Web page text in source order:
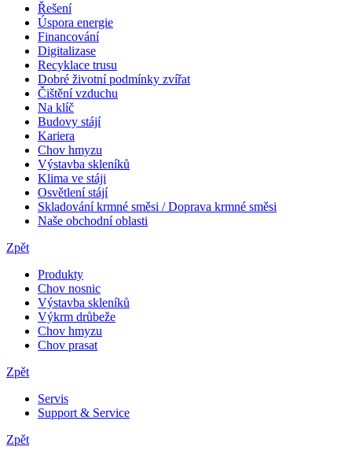
Řešení
Úspora energie
Financování
Digitalizase
Recyklace trusu
Dobré životní podmínky zvířat
Čištění vzduchu
Na klíč
Budovy stájí
Kariera
Chov hmyzu
Výstavba skleníků
Klima ve stáji
Osvětlení stájí
Skladování krmné směsi / Doprava krmné směsi
Naše obchodní oblasti
Zpět
Produkty
Chov nosnic
Výstavba skleníků
Výkrm drůbeže
Chov hmyzu
Chov prasat
Zpět
Servis
Support & Service
Zpět